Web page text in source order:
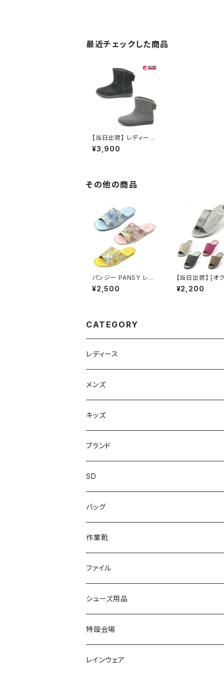
最近チェックした商品
【当日出荷】 レディース
レインブーツ 長靴 894
0 防水ムートン リボン
¥3,900
その他の商品
パンジー PANSY レデ
ィース ルームシューズ
スリッパ 8690
¥2,500
【当日出荷】 [オ
aaaa1039-41
リッパ 3Dコンフ
¥2,200
CATEGORY
レディース
スニーカー
上履き/スリッパ
レインシューズ
カジュアル
サンダル/クロッグ
ブーツ
作業靴
フォーマル/ビジネス/通学靴
学生靴
オフィスサンダル
メンズ
サンダル・スリッパ
メンズ\レインシューズ
スニーカー
上履き/スリッパ
カジュアル
スニーカー
サンダル/クロッグ
レインシューズ
作業靴
フォーマル/ビジネス/通学靴
学生靴
アウトドア/トレッキング
キッズ
スニーカー
レインシューズ
カジュアル
サンダル/クロッグ
フォーマル
アウトドア/トレッキング
上履き/スリッパ
ブランド
ブランド1
アディダス adidas
アシックス asics
ブランド3
ヨネックス YONEX
日進ゴム
アディダス
ブランド2
スミクラ
コンバース CONVERSE
アシックス
スケッチャーズ
SD
エムディ企画
バッグ
作業靴
足袋
ナースシューズ
疲れにくいクッション性能
脱ぎ履き簡単
ファイル
20190123nsnk
20190211nattack
20200114ncv
シューズ用品
特設会場
悩み解決
レインウェア